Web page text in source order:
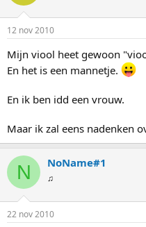
12 nov 2010
Mijn viool heet gewoon
En het is een mannetje.
En ik ben idd een vrouw.
Maar ik zal eens nadenken
N NoName#1
♫
22 nov 2010